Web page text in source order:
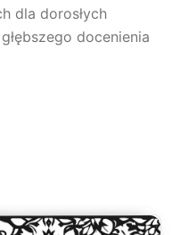
dla dorosłych
docenienia